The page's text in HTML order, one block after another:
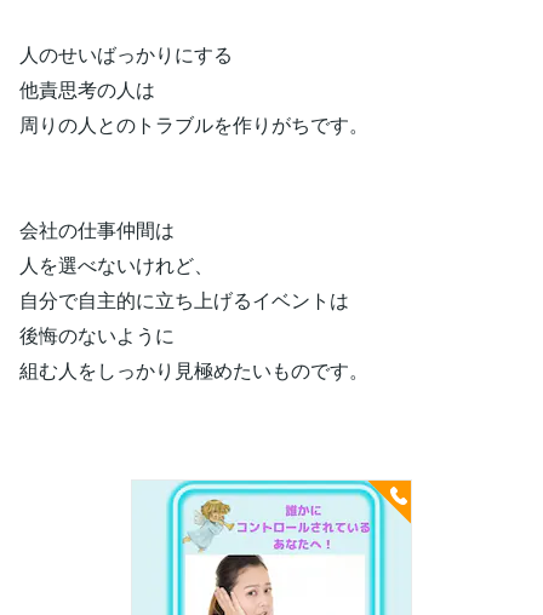
人のせいばっかりにする
他責思考の人は
周りの人とのトラブルを作りがちです。
会社の仕事仲間は
人を選べないけれど、
自分で自主的に立ち上げるイベントは
後悔のないように
組む人をしっかり見極めたいものです。